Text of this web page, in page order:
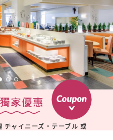
チャイニーズ・テーブル 或